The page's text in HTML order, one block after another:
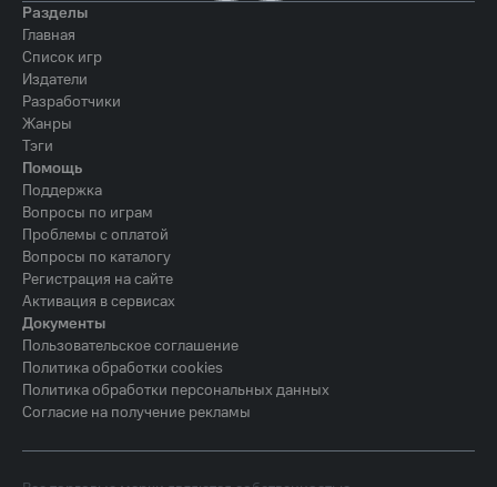
Разделы
Главная
Список игр
Издатели
Разработчики
Жанры
Тэги
Помощь
Поддержка
Вопросы по играм
Проблемы с оплатой
Вопросы по каталогу
Регистрация на сайте
Активация в сервисах
Документы
Пользовательское соглашение
Политика обработки cookies
Политика обработки персональных данных
Согласие на получение рекламы